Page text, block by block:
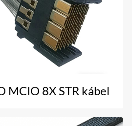
MCIO 8X STR kábel